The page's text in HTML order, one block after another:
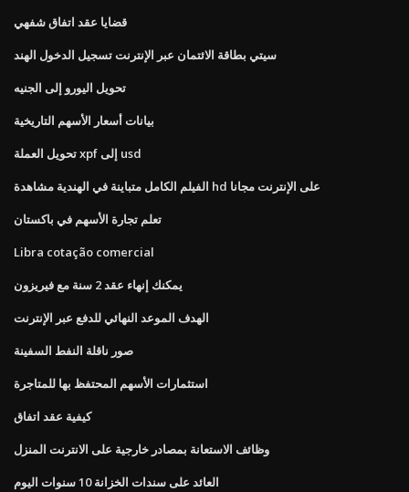
قضايا عقد اتفاق شفهي
سيتي بطاقة الائتمان عبر الإنترنت تسجيل الدخول الهند
تحويل اليورو إلى الجنيه
بيانات أسعار الأسهم التاريخية
تحويل العملة xpf إلى usd
الفيلم الكامل متباينة في الهندية مشاهدة hd على الإنترنت مجانا
تعلم تجارة الأسهم في باكستان
Libra cotação comercial
يمكنك إنهاء عقد 2 سنة مع فيريزون
الهدف الموعد النهائي للدفع عبر الإنترنت
صور ناقلة النفط السفينة
استثمارات الأسهم المحتفظ بها للمتاجرة
كيفية عقد اتفاق
وظائف الاستعانة بمصادر خارجية على الانترنت المنزل
العائد على سندات الخزانة 10 سنوات اليوم